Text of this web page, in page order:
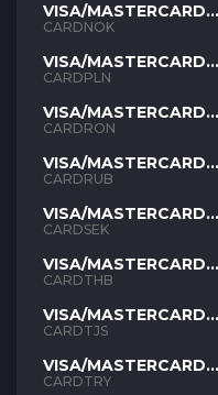
VISA/MASTERCARD
NOK
CARDNOK
VISA/MASTERCARD
PLN
CARDPLN
VISA/MASTERCARD
RON
CARDRON
VISA/MASTERCARD
RUB
CARDRUB
VISA/MASTERCARD
SEK
CARDSEK
VISA/MASTERCARD
THB
CARDTHB
VISA/MASTERCARD
TJS
CARDTJS
VISA/MASTERCARD
TYR
CARDTRY